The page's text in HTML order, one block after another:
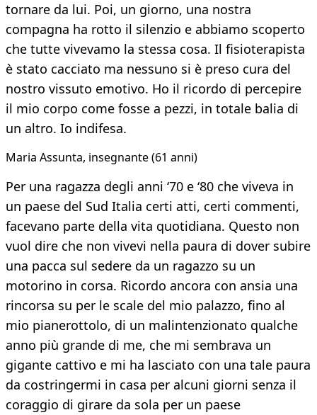
tornare da lui. Poi, un giorno, una nostra
compagna ha rotto il silenzio e abbiamo scoperto
che tutte vivevamo la stessa cosa. Il fisioterapista
è stato cacciato ma nessuno si è preso cura del
nostro vissuto emotivo. Ho il ricordo di percepire
il mio corpo come fosse a pezzi, in totale balia di
un altro. Io indifesa.
Maria Assunta, insegnante (61 anni)
Per una ragazza degli anni ‘70 e ‘80 che viveva in
un paese del Sud Italia certi atti, certi commenti,
facevano parte della vita quotidiana. Questo non
vuol dire che non vivevi nella paura di dover subire
una pacca sul sedere da un ragazzo su un
motorino in corsa. Ricordo ancora con ansia una
rincorsa su per le scale del mio palazzo, fino al
mio pianerottolo, di un malintenzionato qualche
anno più grande di me, che mi sembrava un
gigante cattivo e mi ha lasciato con una tale paura
da costringermi in casa per alcuni giorni senza il
coraggio di girare da sola per un paese